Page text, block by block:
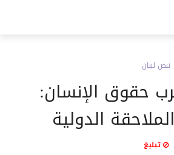
نبض لبنان
حقوق الإنسان:
الدولية
تبليغ